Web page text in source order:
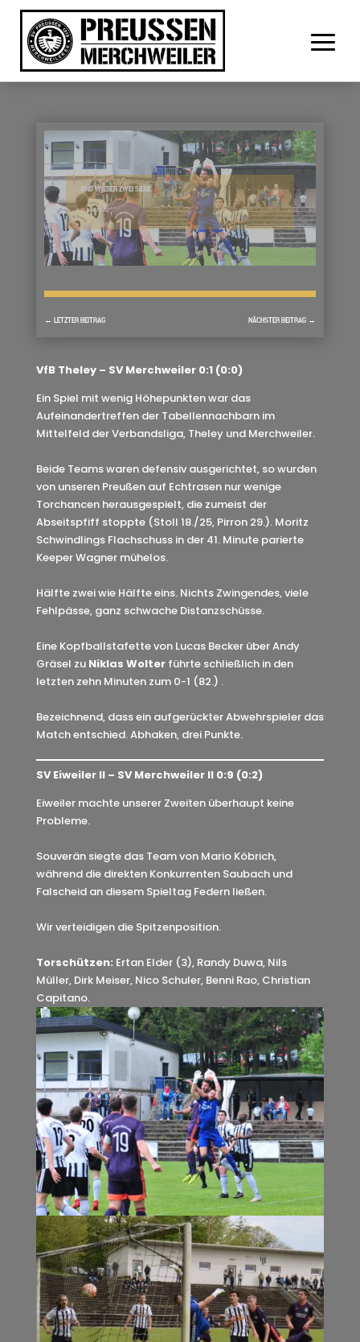
UND WIEDER ZWEI SIEGE
2. MAI 2022
← LETZTER BEITRAG NÄCHSTER BEITRAG →
VfB Theley – SV Merchweiler 0:1 (0:0)
Ein Spiel mit wenig Höhepunkten war das
Aufeinandertreffen der Tabellennachbarn im
Mittelfeld der Verbandsliga, Theley und Merchweiler.
Beide Teams waren defensiv ausgerichtet, so wurden
von unseren Preußen auf Echtrasen nur wenige
Torchancen herausgespielt, die zumeist der
Abseitspfiff stoppte (Stoll 18./25, Pirron 29.). Moritz
Schwindlings Flachschuss in der 41. Minute parierte
Keeper Wagner mühelos.
Hälfte zwei wie Hälfte eins. Nichts Zwingendes, viele
Fehlpässe, ganz schwache Distanzschüsse.
Eine Kopfballstafette von Lucas Becker über Andy
Gräsel zu Niklas Wolterführte schließlich in den
letzten zehn Minuten zum 0-1 (82.) .
Bezeichnend, dass ein aufgerückter Abwehrspieler das
Match entschied. Abhaken, drei Punkte.
SV Eiweiler II – SV Merchweiler II 0:9 (0:2)
Eiweiler machte unserer Zweiten überhaupt keine
Probleme.
Souverän siegte das Team von Mario Köbrich,
während die direkten Konkurrenten Saubach und
Falscheid an diesem Spieltag Federn ließen.
Wir verteidigen die Spitzenposition.
Torschützen: Ertan Elder (3), Randy Duwa, Nils
Müller, Dirk Meiser, Nico Schuler, Benni Rao, Christian
Capitano.